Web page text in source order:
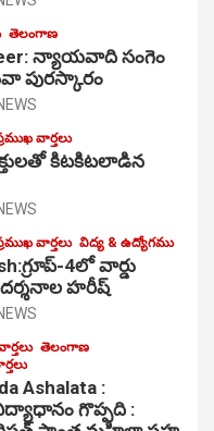
తెలంగాణ
న్యాయవాది సంగెం
పురస్కారం
వార్తలు
కిటకిటలాడిన
వార్తలు విద్య & ఉద్యోగము
4లో వార్డు
హరీష్
తెలంగాణ
Ashalata :
గొప్పది :